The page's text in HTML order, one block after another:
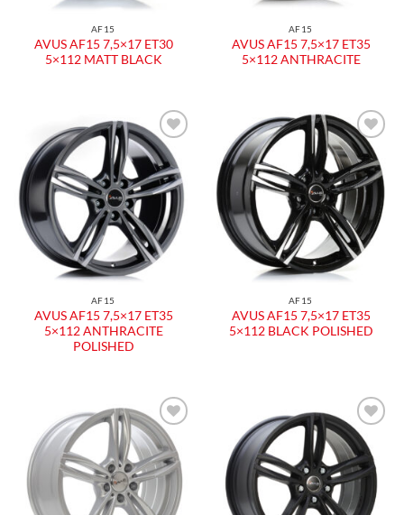
AF15
AVUS AF15 7,5×17 ET30
5×112 MATT BLACK
AF15
AVUS AF15 7,5×17 ET35
5×112 ANTHRACITE
AF15
AVUS AF15 7,5×17 ET35
5×112 ANTHRACITE
POLISHED
AF15
AVUS AF15 7,5×17 ET35
5×112 BLACK POLISHED